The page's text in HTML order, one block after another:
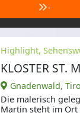
-
Highlight,
KLOSTER ST.
Gnadenwald,
Die malerisch
Martin steht im Ort